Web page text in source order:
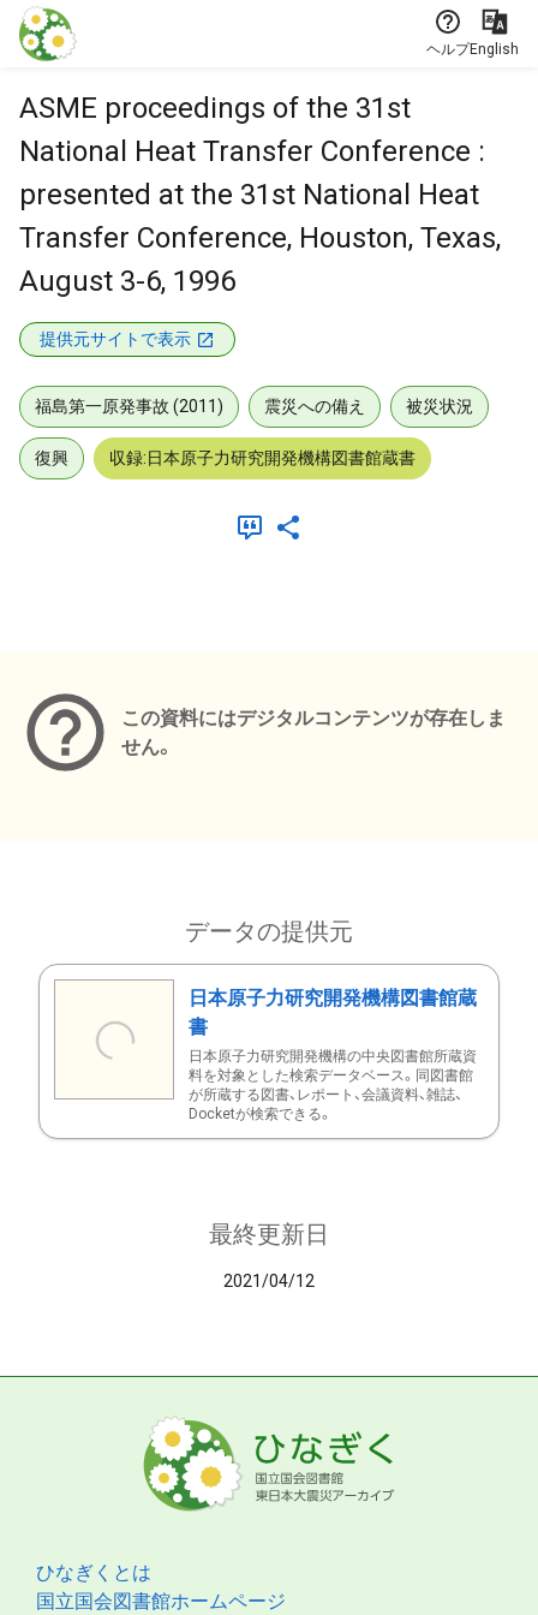
本文に飛ぶ
ヘルプEnglish
ASME proceedings of the 31st
National Heat Transfer Conference :
presented at the 31st National Heat
Transfer Conference, Houston, Texas,
August 3-6, 1996
提供元サイトで表示
福島第一原発事故 (2011) 震災への備え 被災状況
復興 収録:日本原子力研究開発機構図書館蔵書
この資料にはデジタルコンテンツが存在しま
せん。
データの提供元
日本原子力研究開発機構図書館蔵
書
日本原子力研究開発機構の中央図書館所蔵資
料を対象とした検索データベース。同図書館
が所蔵する図書、レポート、会議資料、雑誌、
Docketが検索できる。
最終更新日
2021/04/12
ひなぎくとは
国立国会図書館ホームページ